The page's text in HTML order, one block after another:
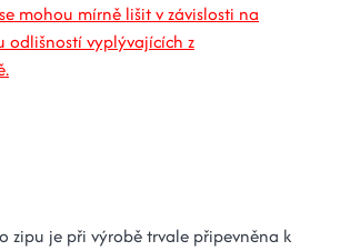
mohou mírně lišit v závislosti na
odlišností vyplývajících z
zipu je při výrobě trvale připevněna k